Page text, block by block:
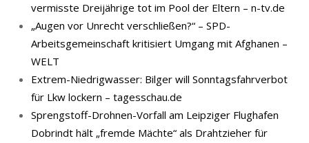
vermisste Dreijährige tot im Pool der Eltern – n-tv.de
„Augen vor Unrecht verschließen?“ – SPD-
Arbeitsgemeinschaft kritisiert Umgang mit Afghanen –
WELT
Extrem-Niedrigwasser: Bilger will Sonntagsfahrverbot
für Lkw lockern – tagesschau.de
Sprengstoff-Drohnen-Vorfall am Leipziger Flughafen
Dobrindt hält „fremde Mächte“ als Drahtzieher für